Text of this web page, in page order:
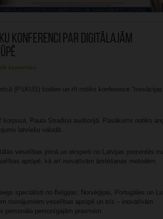
konferenci par digitālajām
komentāru
(PSKUS) šodien un rīt notiks konference
Paula Stradiņa auditorijā. Pasākums notiks
latviešu valodā.
veselības jomā un eksperti no Latvijas prezentēs
aprūpē, kā arī inovatīvām ārstēšanas metodēm
speciālisti no Beļģijas, Norvēģijas, Portugāles un
risinājumiem veselības aprūpē un trīs – inovatīvām
personāla personīgajām prasmēm.